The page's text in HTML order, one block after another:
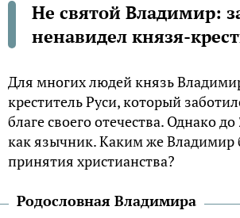
Не святой Владимир:
ненавидел князя-
Для многих людей князь
креститель Руси, который
благе своего отечества. Однако
как язычник. Каким же Владимир
принятия христианства?
Родословная Владимира